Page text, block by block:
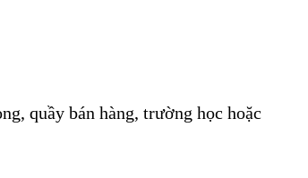
quầy bán hàng, trường học hoặc